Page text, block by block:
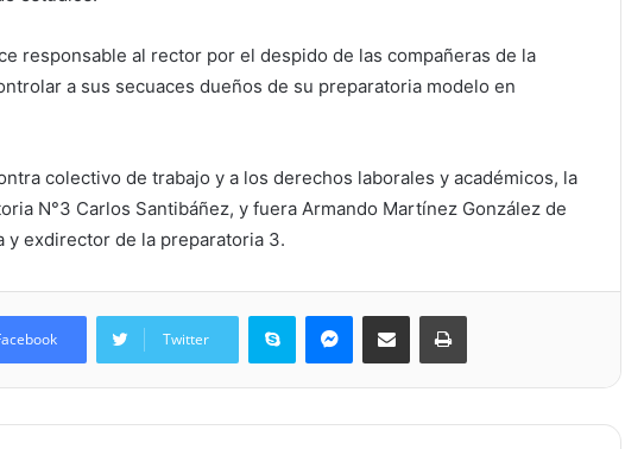
responsable al rector por el despido de las compañeras de la
a sus secuaces dueños de su preparatoria modelo en
colectivo de trabajo y a los derechos laborales y académicos, la
N°3 Carlos Santibáñez, y fuera Armando Martínez González de
y exdirector de la preparatoria 3.
Twitter
Skype Messenger
Share via Email Print